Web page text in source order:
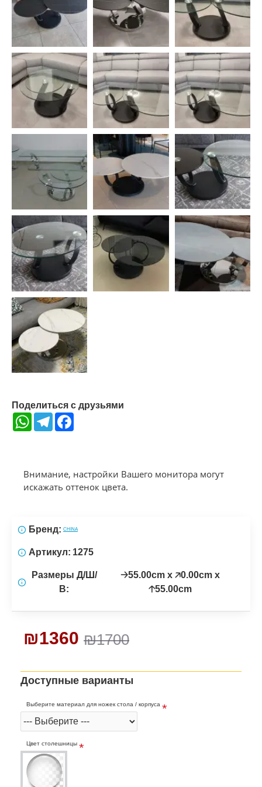
Поделиться с друзьями
WhatsAppTelegram
Внимание, настройки Вашего монитора могут
искажать оттенок цвета.
₪1700
₪1360
Бренд: CHINA
Артикул: 1275
Размеры Д/Ш/
В:
🡢55.00cm x 🡥0.00cm x
🡡55.00cm
Доступные варианты
Выберите материал для ножек стола / корпуса
Цвет столешницы